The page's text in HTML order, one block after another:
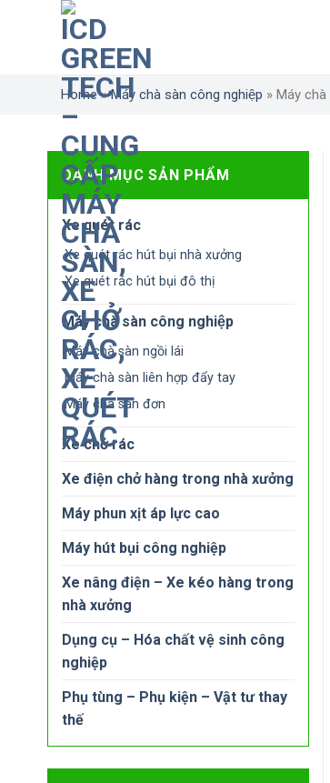
Home»Máy chà sàn công nghiệp » Máy
DANH MỤC SẢN PHẨM
Xe quét rác
Xe quét rác hút bụi nhà xưởng
Xe quét rác hút bụi đô thị
Máy chà sàn công nghiệp
Máy chà sàn ngồi lái
Máy chà sàn liên hợp đẩy tay
Máy chà sàn đơn
Xe chở rác
Xe điện chở hàng trong nhà xưởng
Máy phun xịt áp lực cao
Máy hút bụi công nghiệp
Xe nâng điện – Xe kéo hàng trong
nhà xưởng
Dụng cụ – Hóa chất vệ sinh công
nghiệp
Phụ tùng – Phụ kiện – Vật tư thay
thế